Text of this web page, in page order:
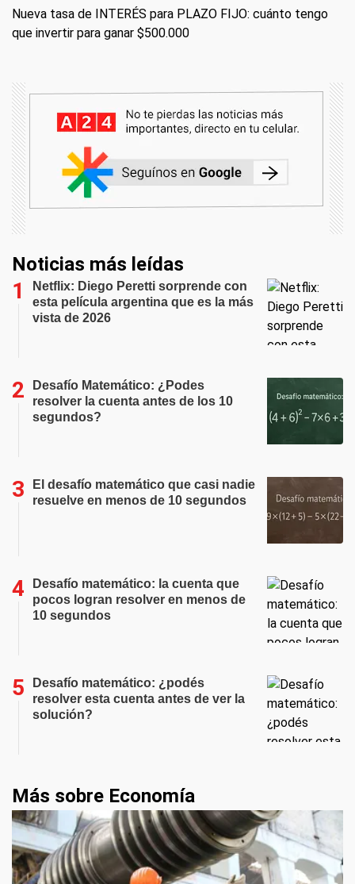
Nueva tasa de INTERÉS para PLAZO FIJO: cuánto tengo
que invertir para ganar $500.000
Noticias más leídas
Netflix: Diego Peretti sorprende con
esta película argentina que es la más
vista de 2026
Desafío Matemático: ¿Podes
resolver la cuenta antes de los 10
segundos?
El desafío matemático que casi nadie
resuelve en menos de 10 segundos
Desafío matemático: la cuenta que
pocos logran resolver en menos de
10 segundos
Desafío matemático: ¿podés
resolver esta cuenta antes de ver la
solución?
Más sobre Economía